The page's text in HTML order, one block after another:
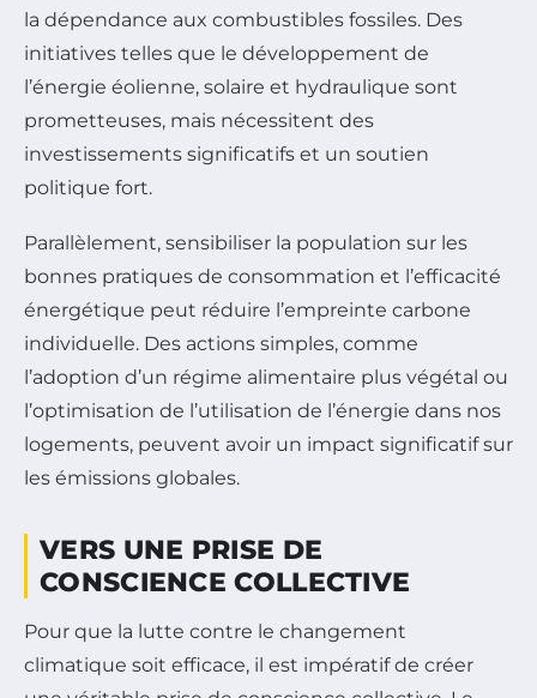
la dépendance aux combustibles fossiles. Des
initiatives telles que le développement de
l’énergie éolienne, solaire et hydraulique sont
prometteuses, mais nécessitent des
investissements significatifs et un soutien
politique fort.
Parallèlement, sensibiliser la population sur les
bonnes pratiques de consommation et l’efficacité
énergétique peut réduire l’empreinte carbone
individuelle. Des actions simples, comme
l’adoption d’un régime alimentaire plus végétal ou
l’optimisation de l’utilisation de l’énergie dans nos
logements, peuvent avoir un impact significatif sur
les émissions globales.
VERS UNE PRISE DE
CONSCIENCE COLLECTIVE
Pour que la lutte contre le changement
climatique soit efficace, il est impératif de créer